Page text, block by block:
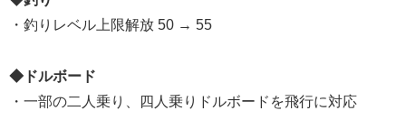
・釣りレベル上限解放 50 → 55
◆ドルボード
・一部の二人乗り、四人乗りドルボードを飛行に対応